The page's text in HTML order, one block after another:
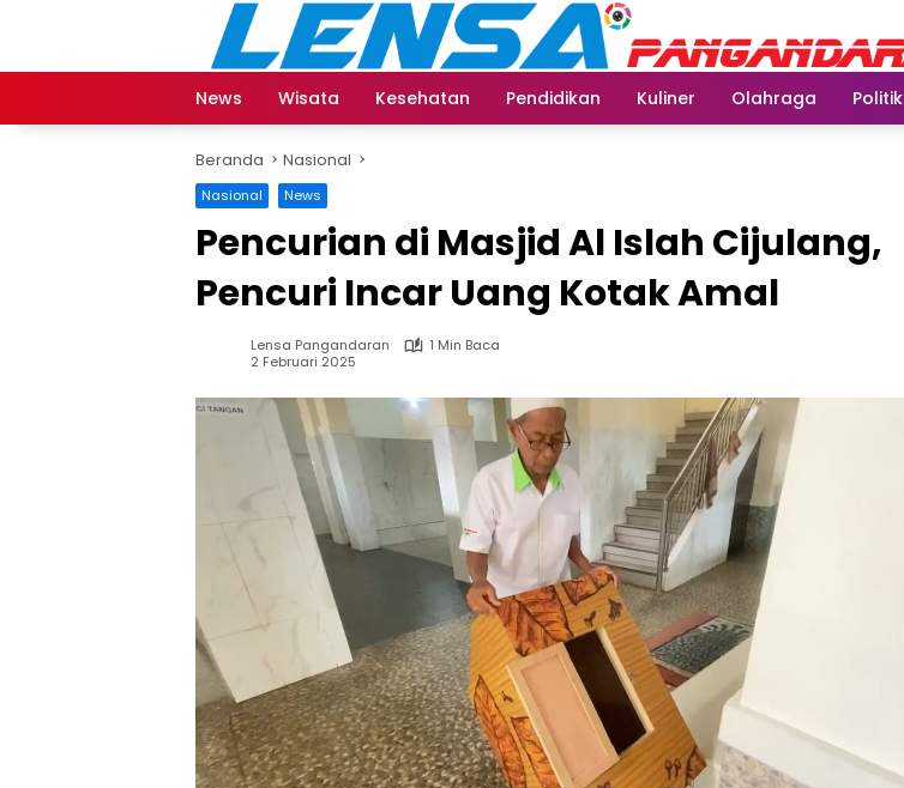
News
Wisata Kesehatan Pendidikan Kuliner Olahraga Politik
Beranda Nasional
Nasional News
Pencurian di Masjid Al Islah Cijulang,
Pencuri Incar Uang Kotak Amal
Lensa Pangandaran
1 Min Baca
2 Februari 2025